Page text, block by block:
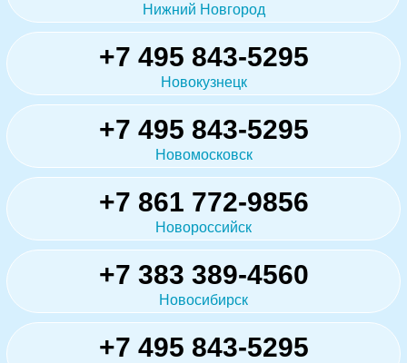
Нижний Новгород
+7 495 843-5295
Новокузнецк
+7 495 843-5295
Новомосковск
+7 861 772-9856
Новороссийск
+7 383 389-4560
Новосибирск
+7 495 843-5295